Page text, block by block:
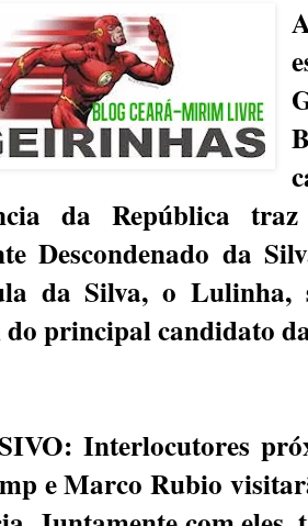
da República
Descondenado da
da Silva, o Lulinha,
principal candidato
Interlocutores
e Marco Rubio